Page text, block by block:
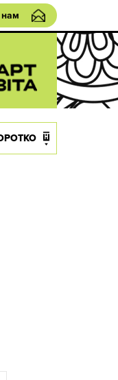
нам